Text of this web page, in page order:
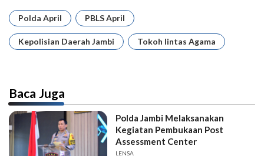
Polda April PBLS April
Kepolisian Daerah Jambi Tokoh lintas Agama
Baca Juga
Polda Jambi Melaksanakan
Kegiatan Pembukaan Post
Assessment Center
LENSA